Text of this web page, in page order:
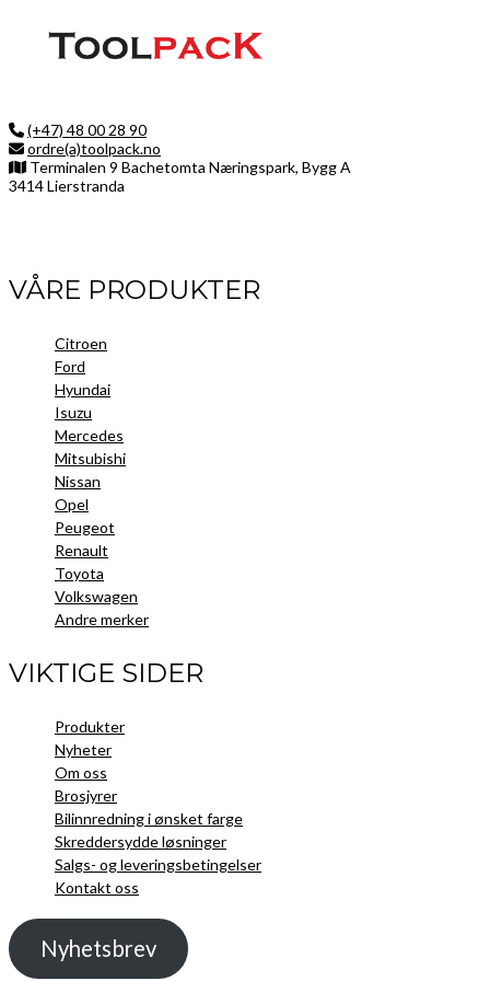
(+47) 48 00 28 90
ordre(a)toolpack.no
Terminalen 9 Bachetomta Næringspark, Bygg A
3414 Lierstranda
VÅRE PRODUKTER
Citroen
Ford
Hyundai
Isuzu
Mercedes
Mitsubishi
Nissan
Opel
Peugeot
Renault
Toyota
Volkswagen
Andre merker
VIKTIGE SIDER
Produkter
Nyheter
Om oss
Brosjyrer
Bilinnredning i ønsket farge
Skreddersydde løsninger
Salgs- og leveringsbetingelser
Kontakt oss
Nyhetsbrev